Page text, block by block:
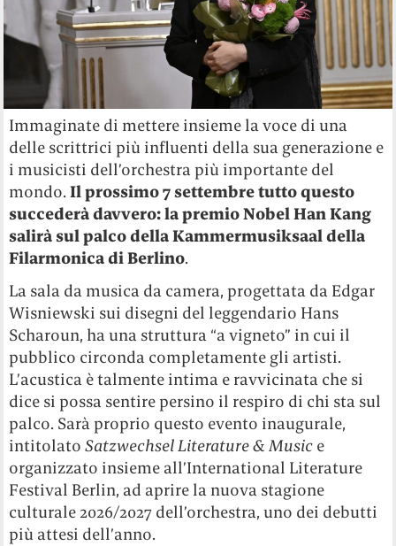
Immaginate di mettere insieme la voce di una
delle scrittrici più influenti della sua generazione e
i musicisti dell’orchestra più importante del
mondo.Il prossimo 7 settembre tutto questo
succederà davvero: la premio Nobel Han Kang
salirà sul palco della Kammermusiksaal della
Filarmonica di Berlino.
La sala da musica da camera, progettata da Edgar
Wisniewski sui disegni del leggendario Hans
Scharoun, ha una struttura “a vigneto” in cui il
pubblico circonda completamente gli artisti.
L’acustica è talmente intima e ravvicinata che si
dice si possa sentire persino il respiro di chi sta sul
palco. Sarà proprio questo evento inaugurale,
intitolatoSatzwechsel Literature & Music e
organizzato insieme all’International Literature
Festival Berlin, ad aprire la nuova stagione
culturale 2026/2027 dell’orchestra, uno dei debutti
più attesi dell’anno.